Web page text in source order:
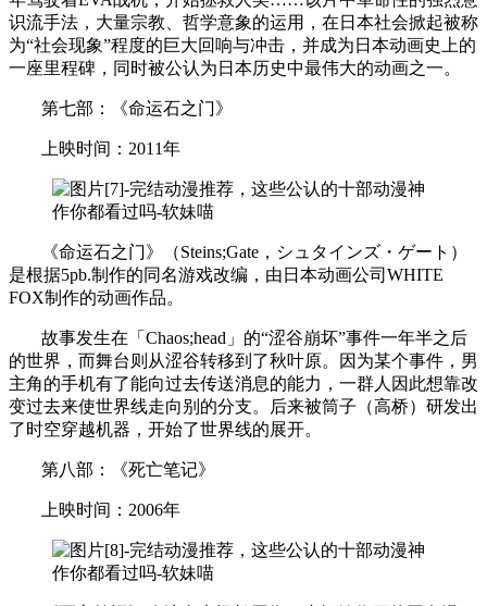
识流手法，大量宗教、哲学意象的运用，在日本社会掀起被称
为“社会现象”程度的巨大回响与冲击，并成为日本动画史上的
一座里程碑，同时被公认为日本历史中最伟大的动画之一。
第七部：《命运石之门》
上映时间：2011年
《命运石之门》（Steins;Gate，シュタインズ・ゲート）
是根据5pb.制作的同名游戏改编，由日本动画公司WHITE
FOX制作的动画作品。
故事发生在「Chaos;head」的“涩谷崩坏”事件一年半之后
的世界，而舞台则从涩谷转移到了秋叶原。因为某个事件，男
主角的手机有了能向过去传送消息的能力，一群人因此想靠改
变过去来使世界线走向别的分支。后来被筒子（高桥）研发出
了时空穿越机器，开始了世界线的展开。
第八部：《死亡笔记》
上映时间：2006年